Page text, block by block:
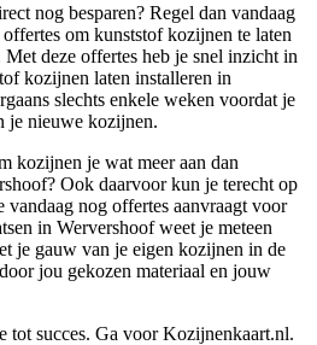
nog besparen? Regel dan vandaag
om kunststof kozijnen te laten
deze offertes heb je snel inzicht in
kozijnen laten installeren in
slechts enkele weken voordat je
je nieuwe kozijnen.
kozijnen je wat meer aan dan
Ook daarvoor kun je terecht op
nog offertes aanvraagt voor
in Wervershoof weet je meteen
je gauw van je eigen kozijnen in de
jou gekozen materiaal en jouw
tot succes. Ga voor Kozijnenkaart.nl.